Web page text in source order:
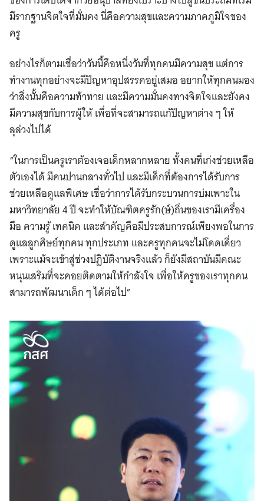
มีรากฐานจิตใจที่มั่นคง นี่คือความสุขและความภาคภูมิใจของ
ครู
อย่างไรก็ตามเชื่อว่าวันนี้คือหนึ่งวันที่ทุกคนมีความสุข แต่การ
ทำงานทุกอย่างจะมีปัญหาอุปสรรคอยู่เสมอ อยากให้ทุกคนมอง
ว่าสิ่งนั้นคือความท้าทาย และมีความมั่นคงทางจิตใจและยังคง
มีความสุขกับการผู้ให้ เพื่อที่จะสามารถแก้ปัญหาต่าง ๆ ให้
ลุล่วงไปได้
“ในการเป็นครูเราต้องเจอเด็กหลากหลาย ทั้งคนที่เก่งช่วยเหลือ
ตัวเองได้ มีคนปานกลางทั่วไป และมีเด็กที่ต้องการได้รับการ
ช่วยเหลือดูแลพิเศษ เชื่อว่าการได้รับกระบวนการบ่มเพาะใน
มหาวิทยาลัย 4 ปี จะทำให้บัณฑิตครูรัก(ษ์)ถิ่นของเรามีเครื่อง
มือ ความรู้ เทคนิค และสำคัญคือมีประสบการณ์เพียงพอในการ
ดูแลลูกศิษย์ทุกคน ทุกประเภท และครูทุกคนจะไม่โดดเดี่ยว
เพราะแม้จะเข้าสู่ช่วงปฏิบัติงานจริงแล้ว ก็ยังมีสถาบันมีคณะ
หนุนเสริมที่จะคอยติดตามให้กำลังใจ เพื่อให้ครูของเราทุกคน
สามารถพัฒนาเด็ก ๆ ได้ต่อไป”